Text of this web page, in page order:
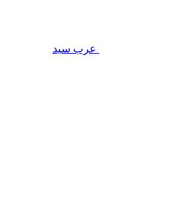
عرب سيد